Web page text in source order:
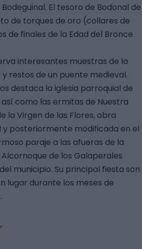
El tesoro de Bodonal de
de torques de oro (collares de
de finales de la Edad del Bronce
interesantes muestras de la
restos de un puente medieval.
destaca la iglesia parroquial de
así como las ermitas de Nuestra
la Virgen de las Flores, obra
y posteriormente modificada en el
paraje a las afueras de la
de los Galaperales
municipio. Su principal fiesta son
lugar durante los meses de